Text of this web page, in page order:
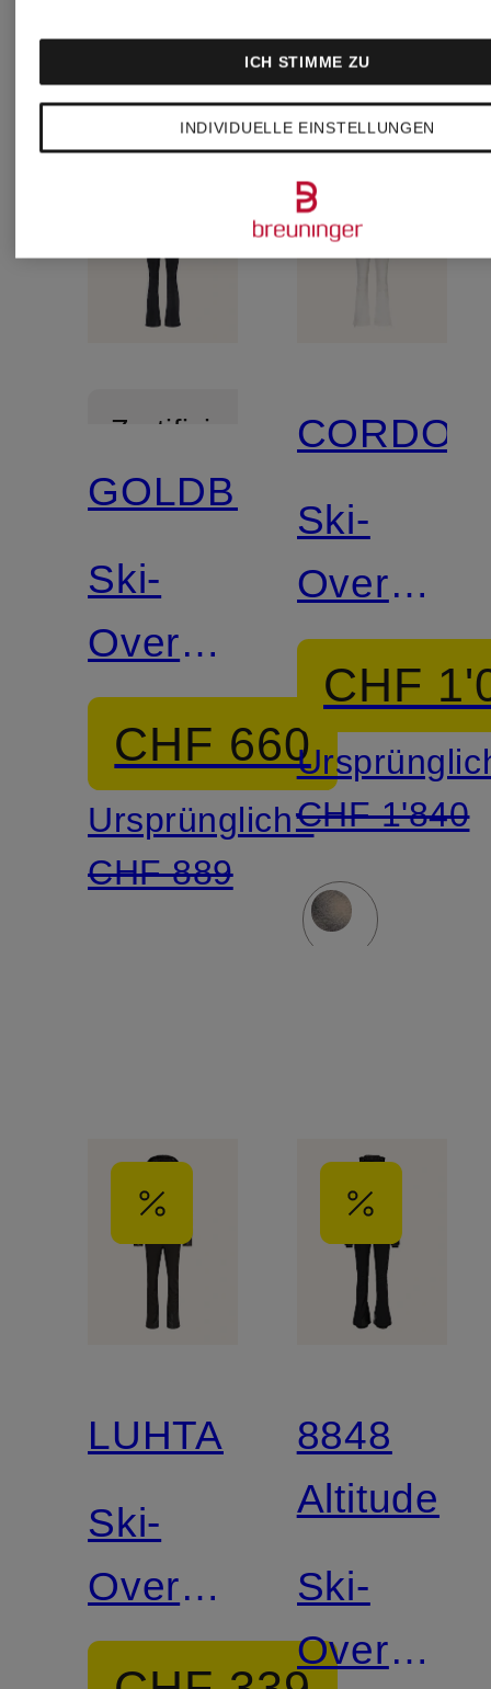
Zertifiziert
GOLDBERGH
Ski-
Overall
COUREUR
CHF 660
Ursprünglich:
CHF 889
Ski-
Overall
CHF
CHF 1'840
LUHTA
Ski-
Overall
SAMMALVAARA
8848
Altitude
Ski-
Overall
INDIVIDUELLE EINSTELLUNGEN
ICH STIMME ZU